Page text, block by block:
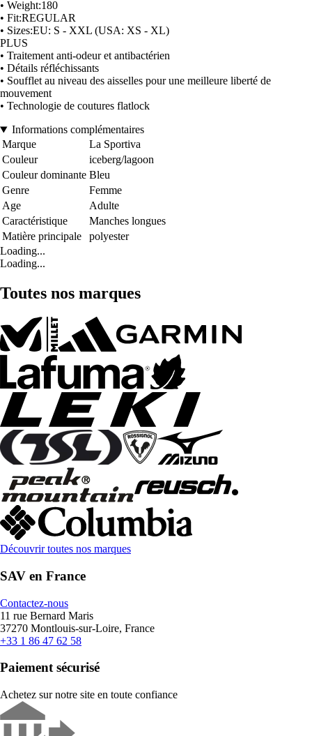
• Weight:180
• Fit:REGULAR
• Sizes:EU: S - XXL (USA: XS - XL)
PLUS
• Traitement anti-odeur et antibactérien
• Détails réfléchissants
• Soufflet au niveau des aisselles pour une meilleure liberté de
mouvement
• Technologie de coutures flatlock
Informations complémentaires
Marque
La Sportiva
Couleur
iceberg/lagoon
Couleur dominante Bleu
Genre
Femme
Age
Adulte
Caractéristique
Manches longues
Matière principale
polyester
Loading...
Loading...
Toutes nos marques
Découvrir toutes nos marques
SAV en France
Contactez-nous
11 rue Bernard Maris
37270 Montlouis-sur-Loire, France
+33 1 86 47 62 58
Paiement sécurisé
Achetez sur notre site en toute confiance